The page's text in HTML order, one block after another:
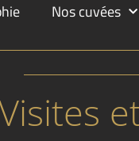
Nos cuvées